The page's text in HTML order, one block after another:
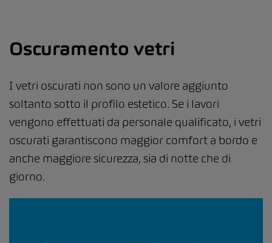
Oscuramento vetri
I vetri oscurati non sono un valore aggiunto
soltanto sotto il profilo estetico. Se i lavori
vengono effettuati da personale qualificato, i vetri
oscurati garantiscono maggior comfort a bordo e
anche maggiore sicurezza, sia di notte che di
giorno.